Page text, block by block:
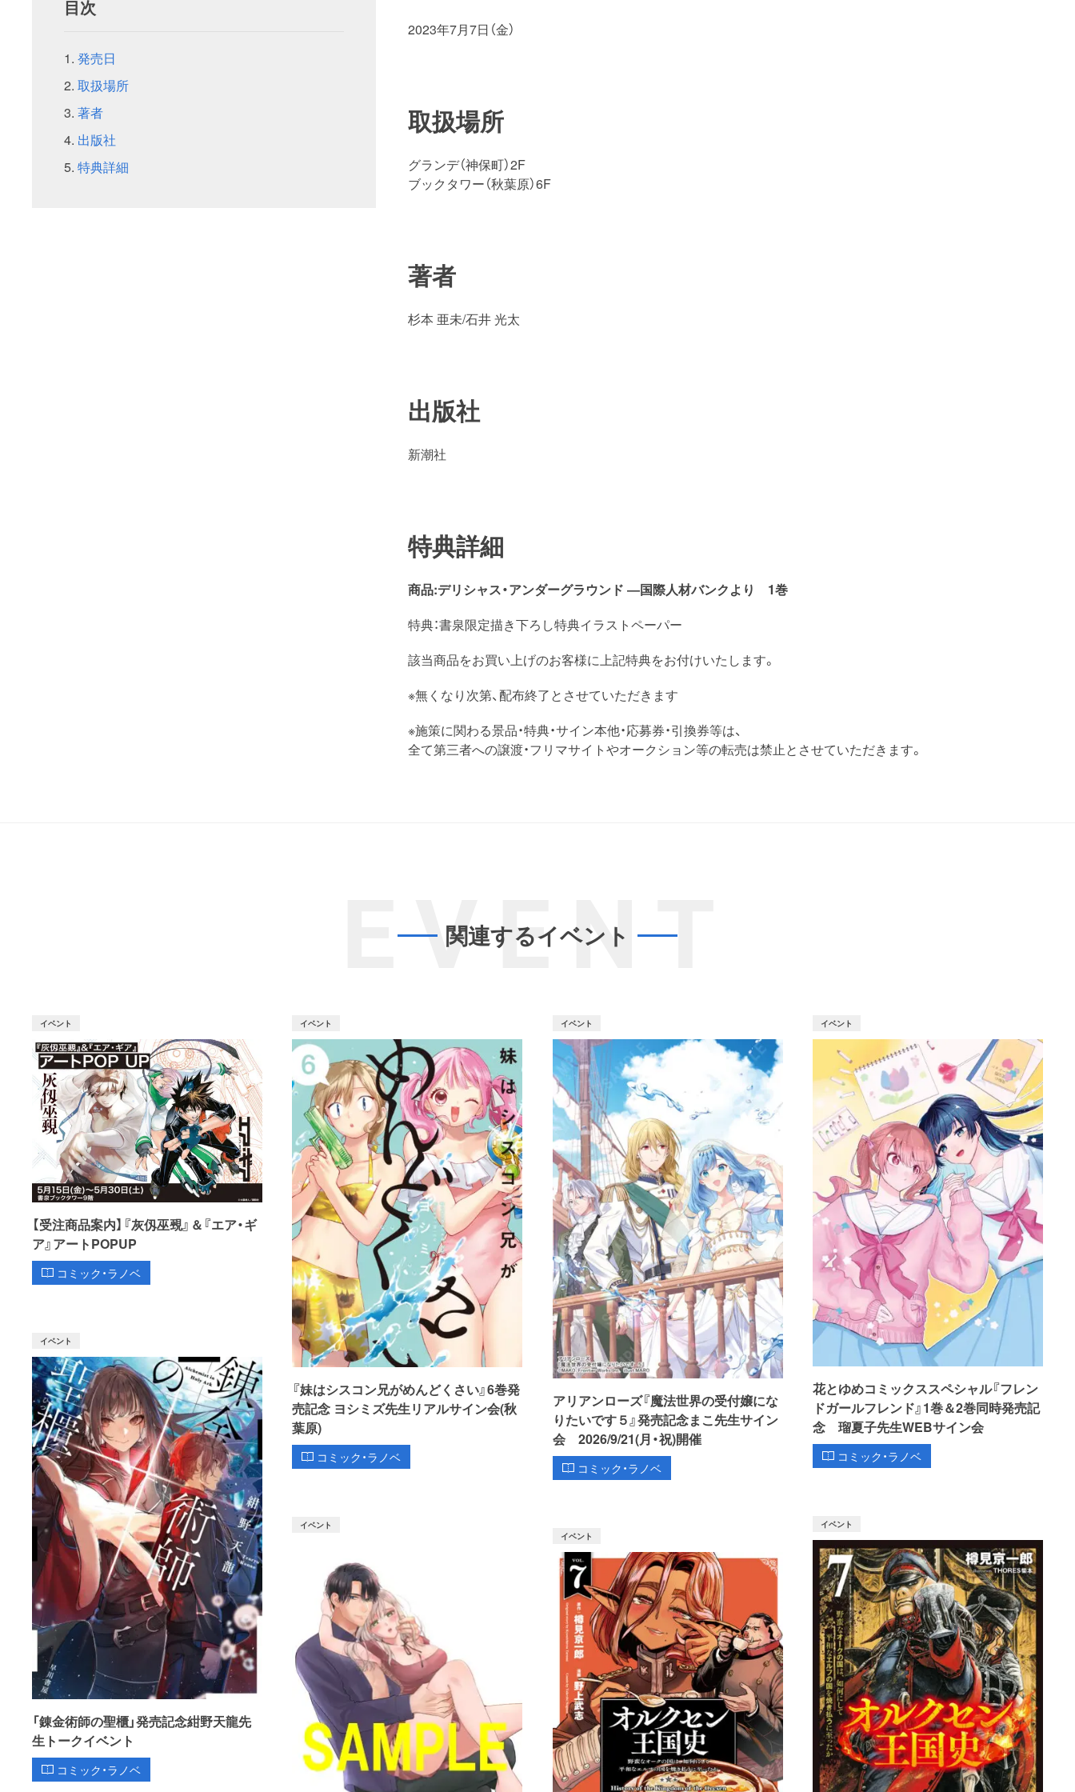
目次
発売日
取扱場所
著者
出版社
特典詳細
2023年7月7日（金）
取扱場所
グランデ（神保町）2F
ブックタワー（秋葉原）6F
著者
杉本 亜未/石井 光太
出版社
新潮社
特典詳細
商品:デリシャス・アンダーグラウンド ―国際人材バンクより 1巻
特典：書泉限定描き下ろし特典イラストペーパー
該当商品をお買い上げのお客様に上記特典をお付けいたします。
※無くなり次第、配布終了とさせていただきます
※施策に関わる景品・特典・サイン本他・応募券・引換券等は、
全て第三者への譲渡・フリマサイトやオークション等の転売は禁止とさせていただきます。
EVENT
関連するイベント
イベント
【受注商品案内】『灰仭巫覡』＆『エア・ギ
ア』アートPOPUP
コミック・ラノベ
イベント
『妹はシスコン兄がめんどくさい』6巻発
売記念 ヨシミズ先生リアルサイン会(秋
葉原)
コミック・ラノベ
イベント
アリアンローズ『魔法世界の受付嬢にな
りたいです５』発売記念まこ先生サイン
会 2026/9/21(月・祝)開催
コミック・ラノベ
イベント
花とゆめコミックススペシャル『フレン
ドガールフレンド』1巻＆2巻同時発売記
念 瑠夏子先生WEBサイン会
コミック・ラノベ
イベント
「錬金術師の聖櫃」発売記念紺野天龍先
生トークイベント
コミック・ラノベ
イベント
イベント
イベント